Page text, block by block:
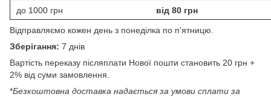
до 1000 грн
від 80 грн
Відправляємо кожен день з понеділка по п'ятницю.
Зберігання: 7 днів
Вартість переказу післяплати Нової пошти становить 20 грн +
2% від суми замовлення.
*Безкоштовна доставка надається за умови сплати за